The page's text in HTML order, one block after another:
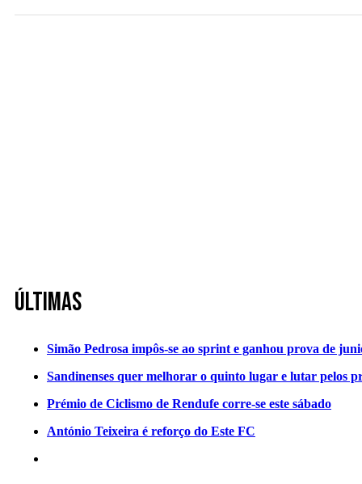
Últimas
Simão Pedrosa impôs-se ao sprint e ganhou prova de
Sandinenses quer melhorar o quinto lugar e lutar pelos
Prémio de Ciclismo de Rendufe corre-se este sábado
António Teixeira é reforço do Este FC